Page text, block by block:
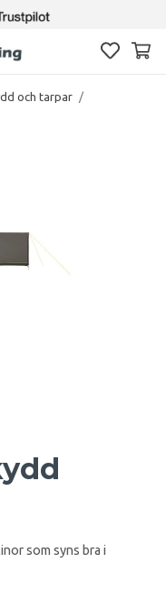
och tarpar /
som syns bra i